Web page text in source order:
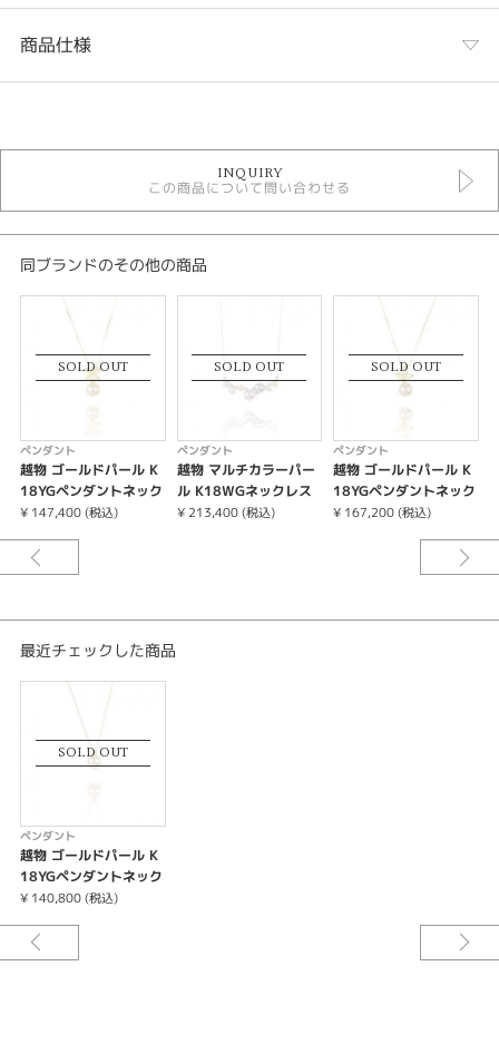
商品仕様
ペンダント
ゴールドパール ＞ ゴールドパール ペンダント
二十歳のお祝い
シーン
紹介文
ゴールドパール 9.0-9.5mm
INQUIRY
この商品について問い合わせる
同ブランドのその他の商品
SOLD OUT
ペンダント
越物 ゴールドパール K
18YGペンダントネック
レス
¥ 147,400 (税込)
SOLD OUT
ペンダント
越物 マルチカラーパー
ル K18WGネックレス
¥ 213,400 (税込)
SOLD OUT
ペンダント
越物 ゴールドパール K
18YGペンダントネック
レス
¥ 167,200 (税込)
最近チェックした商品
SOLD OUT
ペンダント
越物 ゴールドパール K
18YGペンダントネック
レス
¥ 140,800 (税込)